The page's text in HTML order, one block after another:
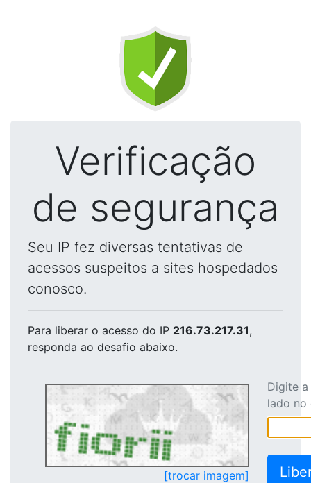
Verificação
de segurança
Seu IP fez diversas tentativas de
acessos suspeitos a sites hospedados
conosco.
Para liberar o acesso do IP 216.73.217.31,
responda ao desafio abaixo.
[trocar imagem]
Digite
lado no